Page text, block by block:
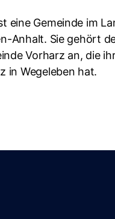
eine Gemeinde im
Anhalt. Sie gehört
Vorharz an, die
in Wegeleben hat.